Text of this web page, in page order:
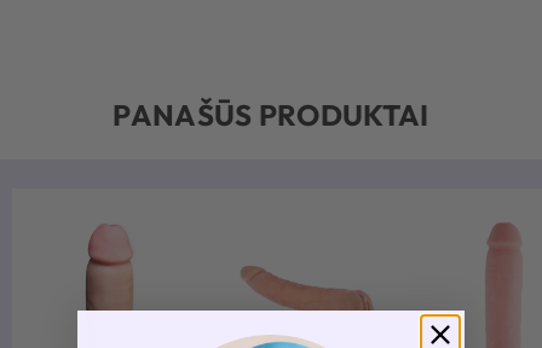
PANAŠŪS PRODUKTAI